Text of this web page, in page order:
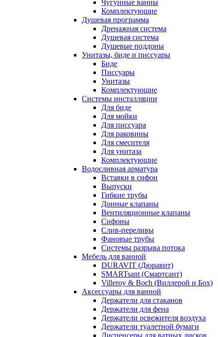
Чугунные ванны
Комплектующие
Душевая программа
Дренажная система
Душевая система
Душевые поддоны
Унитазы, биде и писсуары
Биде
Писсуары
Унитазы
Комплектующие
Системы инсталляции
Для биде
Для мойки
Для писсуара
Для раковины
Для смесителя
Для унитаза
Комплектующие
Водосливная арматура
Вставки в сифон
Выпуски
Гибкие трубы
Донные клапаны
Вентиляционные клапаны
Сифоны
Слив-переливы
Фановые трубы
Системы разрыва потока
Мебель для ванной
DURAVIT (Дюравит)
SMARTsant (Смартсант)
Villeroy & Boch (Виллерой и Бох)
Аксессуары для ванной
Держатели для стаканов
Держатели для фена
Держатели освежителя воздуха
Держатели туалетной бумаги
Диспенсеры для ватных дисков